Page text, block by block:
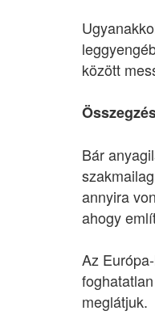
között
Bár
annyira
ahogy
Az
meglátjuk.